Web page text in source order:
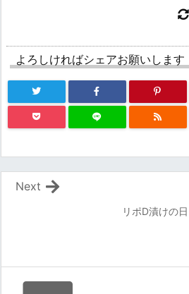
よろしければシェアお願いします
リポD漬けの
Next